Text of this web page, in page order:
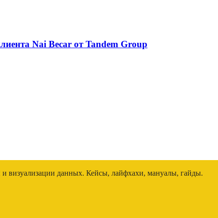
Nai Beсar от Tandem Group
визуализации данных. Кейсы, лайфхахи, мануалы, гайды.